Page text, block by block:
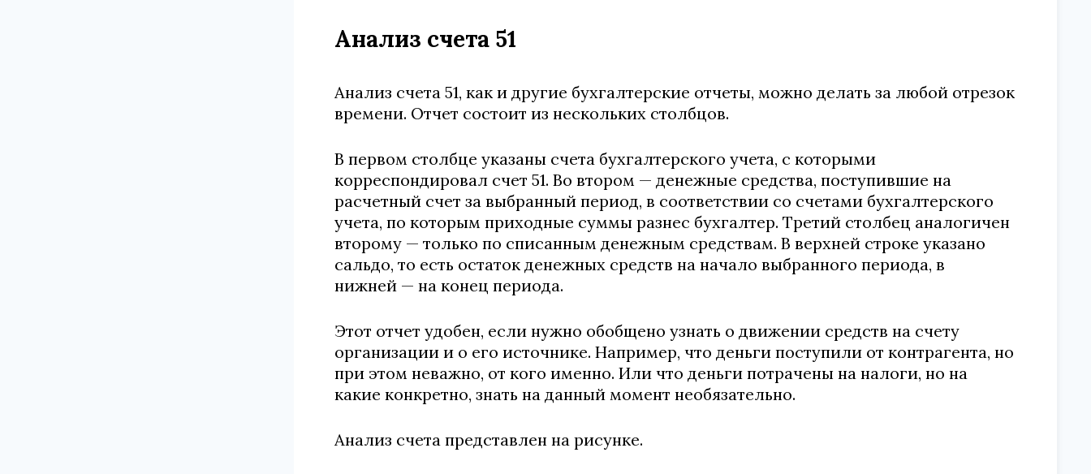
Анализ счета 51
Анализ счета 51, как и другие бухгалтерские отчеты, можно делать за любой отрезок
времени. Отчет состоит из нескольких столбцов.
В первом столбце указаны счета бухгалтерского учета, с которыми
корреспондировал счет 51. Во втором — денежные средства, поступившие на
расчетный счет за выбранный период, в соответствии со счетами бухгалтерского
учета, по которым приходные суммы разнес бухгалтер. Третий столбец аналогичен
второму — только по списанным денежным средствам. В верхней строке указано
сальдо, то есть остаток денежных средств на начало выбранного периода, в
нижней — на конец периода.
Этот отчет удобен, если нужно обобщено узнать о движении средств на счету
организации и о его источнике. Например, что деньги поступили от контрагента, но
при этом неважно, от кого именно. Или что деньги потрачены на налоги, но на
какие конкретно, знать на данный момент необязательно.
Анализ счета представлен на рисунке.